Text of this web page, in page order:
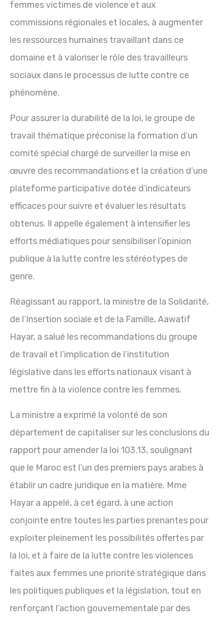
femmes victimes de violence et aux
commissions régionales et locales, à augmenter
les ressources humaines travaillant dans ce
domaine et à valoriser le rôle des travailleurs
sociaux dans le processus de lutte contre ce
phénomène.
Pour assurer la durabilité de la loi, le groupe de
travail thématique préconise la formation d’un
comité spécial chargé de surveiller la mise en
œuvre des recommandations et la création d’une
plateforme participative dotée d’indicateurs
efficaces pour suivre et évaluer les résultats
obtenus. Il appelle également à intensifier les
efforts médiatiques pour sensibiliser l’opinion
publique à la lutte contre les stéréotypes de
genre.
Réagissant au rapport, la ministre de la Solidarité,
de l’Insertion sociale et de la Famille, Aawatif
Hayar, a salué les recommandations du groupe
de travail et l’implication de l’institution
législative dans les efforts nationaux visant à
mettre fin à la violence contre les femmes.
La ministre a exprimé la volonté de son
département de capitaliser sur les conclusions du
rapport pour amender la loi 103.13, soulignant
que le Maroc est l’un des premiers pays arabes à
établir un cadre juridique en la matière. Mme
Hayar a appelé, à cet égard, à une action
conjointe entre toutes les parties prenantes pour
exploiter pleinement les possibilités offertes par
la loi, et à faire de la lutte contre les violences
faites aux femmes une priorité stratégique dans
les politiques publiques et la législation, tout en
renforçant l’action gouvernementale par des